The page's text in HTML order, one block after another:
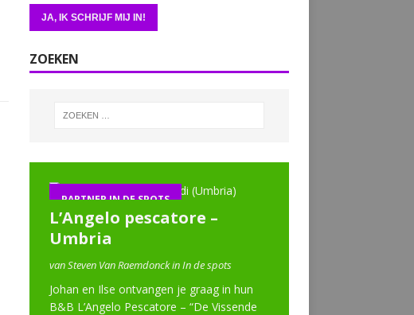
ZOEKEN
PARTNER IN DE SPOTS
L’Angelo pescatore –
Umbria
van Steven Van Raemdonck in In de spots
Johan en Ilse ontvangen je graag in hun
B&B L’Angelo Pescatore – “De Vissende